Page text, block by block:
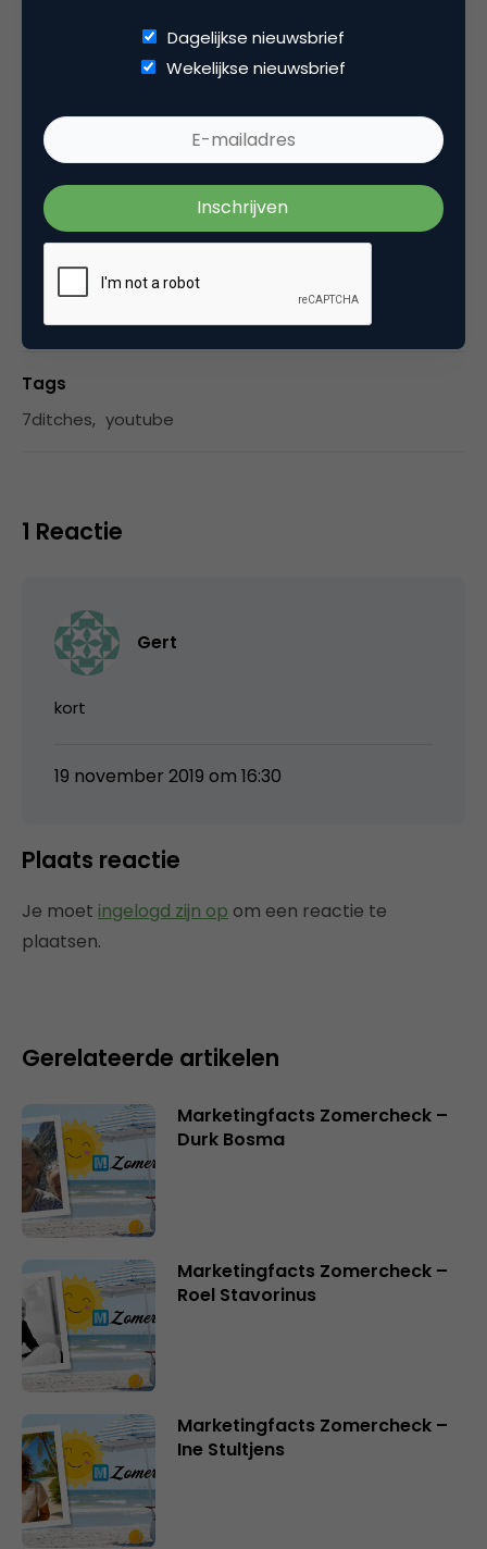
altijd in zijn of haar waarde laat. Scherp, maar
altijd met respect als vangrail. Ronnie heeft
op het podium voor live publiek als ook voor de tv
camera’s van bijvoorbeeld 7DTV.
Categorie
Tags
7ditches, youtube
1 Reactie
Gert
kort
19 november 2019 om 16:30
Plaats reactie
Je moet ingelogd zijn op om een reactie te
plaatsen.
Gerelateerde artikelen
Marketingfacts Zomercheck –
Durk Bosma
Marketingfacts Zomercheck –
Roel Stavorinus
Marketingfacts Zomercheck –
Ine Stultjens
Dagelijkse nieuwsbrief
Wekelijkse nieuwsbrief